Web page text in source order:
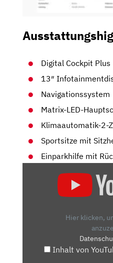
Digital Cockpit Plus
13″
Navigationssystem
Matrix-LED-
Klimaautomatik-2-
Sportsitze mit
Einparkhilfe mit
BESSER?
Hier klicken,
Inhalt von